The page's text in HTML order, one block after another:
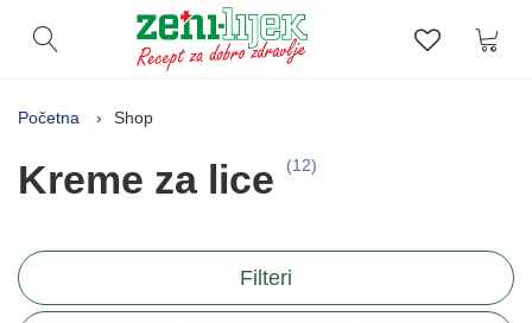
Otvori pretragu Lista
Početna Shop
Kreme za lice (12)
Filteri